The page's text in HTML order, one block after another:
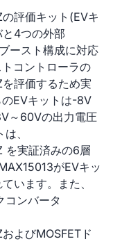
評価キット(EVキ
4つの外部
ースト構成に対応
コントローラの
評価するため実
EVキットは-8V
～60Vの出力電圧
、
を実証済みの6層
がEVキッ
います。また、
コンバータ
よびMOSFETド